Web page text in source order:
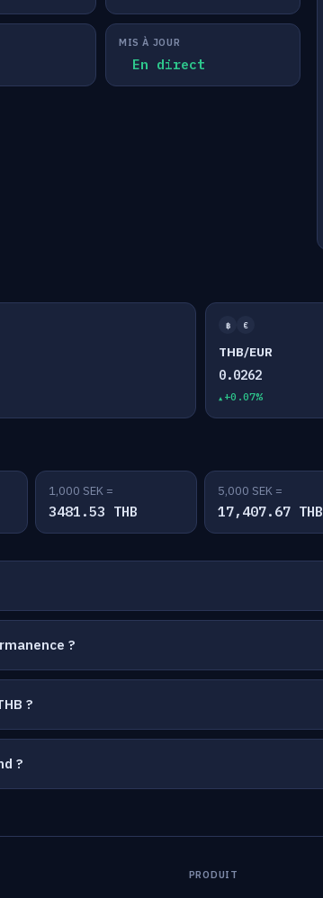
MIS À JOUR
En direct
฿ €
THB/EUR
0.0262
+0.07%
1,000 SEK =
3481.53 THB
5,000 SEK =
17,407.67 THB
?
?
?
PRODUIT